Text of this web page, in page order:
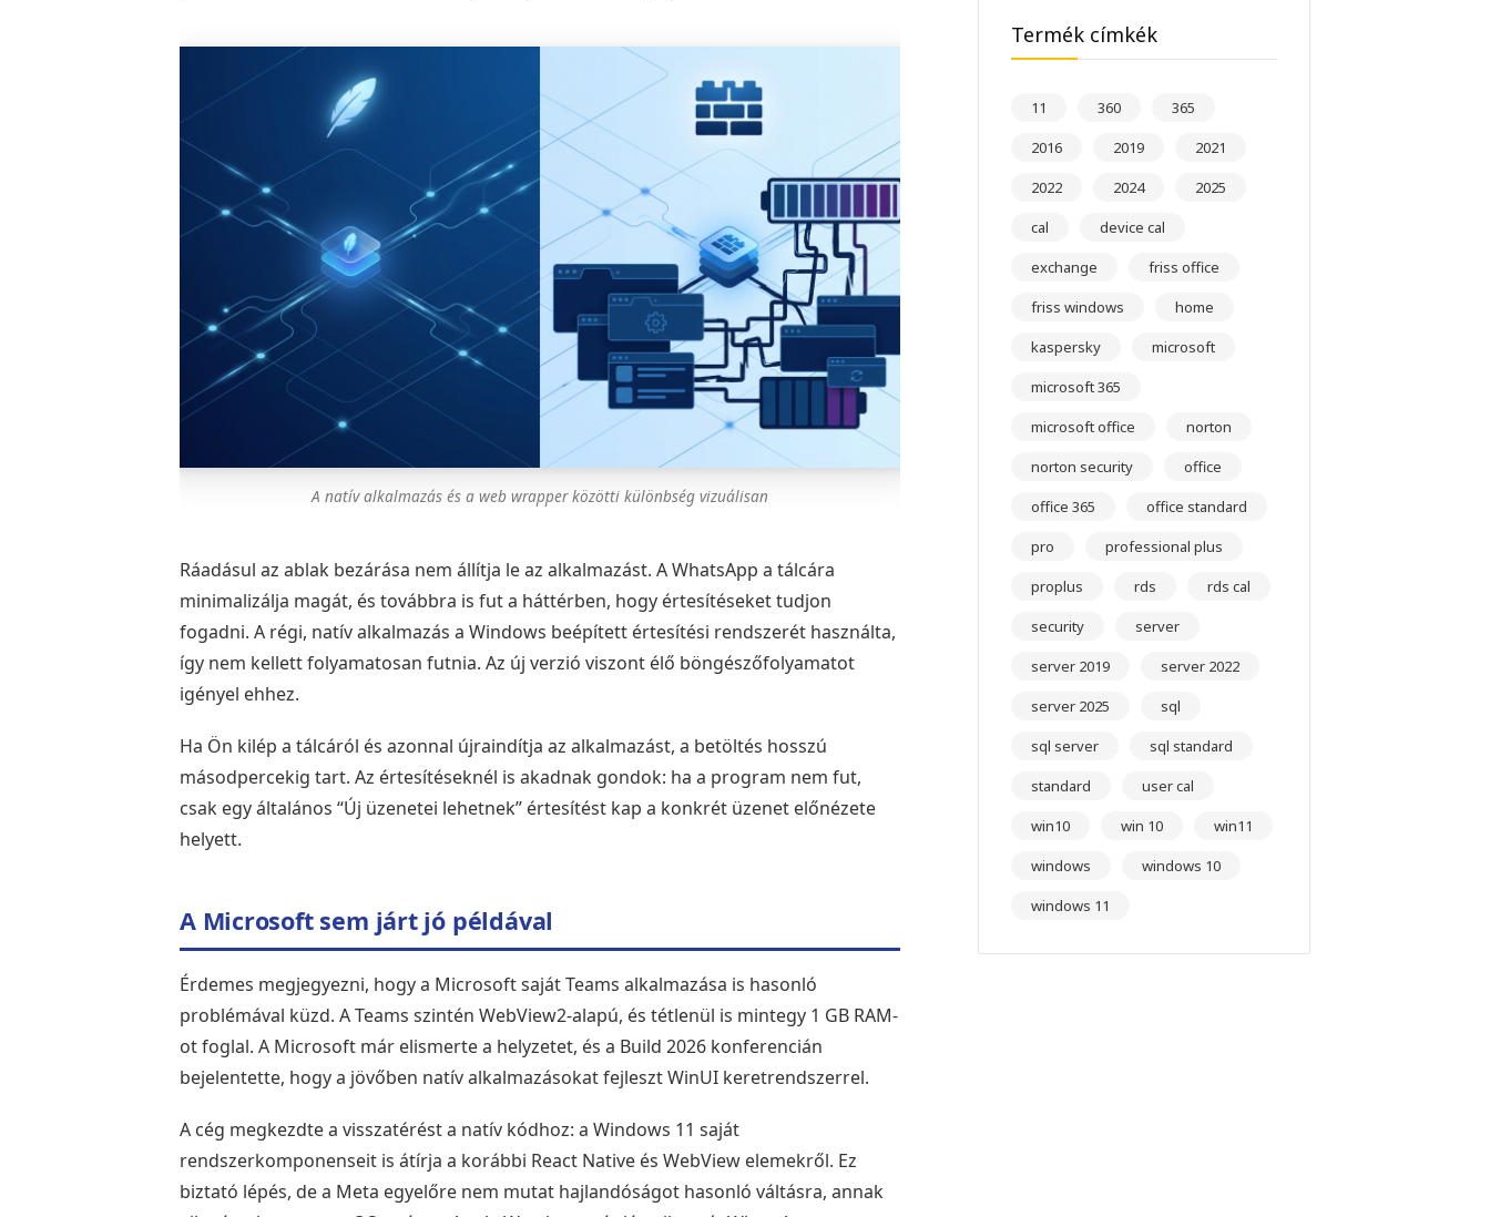
A natív alkalmazás és a web wrapper közötti különbség vizuálisan
Ráadásul az ablak bezárása nem állítja le az alkalmazást. A WhatsApp a tálcára
minimalizálja magát, és továbbra is fut a háttérben, hogy értesítéseket tudjon
fogadni. A régi, natív alkalmazás a Windows beépített értesítési rendszerét használta,
így nem kellett folyamatosan futnia. Az új verzió viszont élő böngészőfolyamatot
igényel ehhez.
Ha Ön kilép a tálcáról és azonnal újraindítja az alkalmazást, a betöltés hosszú
másodpercekig tart. Az értesítéseknél is akadnak gondok: ha a program nem fut,
csak egy általános “Új üzenetei lehetnek” értesítést kap a konkrét üzenet előnézete
helyett.
A Microsoft sem járt jó példával
Érdemes megjegyezni, hogy a Microsoft saját Teams alkalmazása is hasonló
problémával küzd. A Teams szintén WebView2-alapú, és tétlenül is mintegy 1 GB RAM-
ot foglal. A Microsoft már elismerte a helyzetet, és a Build 2026 konferencián
bejelentette, hogy a jövőben natív alkalmazásokat fejleszt WinUI keretrendszerrel.
A cég megkezdte a visszatérést a natív kódhoz: a Windows 11 saját
rendszerkomponenseit is átírja a korábbi React Native és WebView elemekről. Ez
biztató lépés, de a Meta egyelőre nem mutat hajlandóságot hasonló váltásra, annak
Termék címkék
11 360
365
2016
2019
2021
2022
2024
2025
cal
device cal
exchange
friss office
friss windows
home
kaspersky
microsoft
microsoft 365
microsoft office
norton
norton security
office
office 365
office standard
pro
professional plus
proplus
rds
rds cal
security
server
server 2019
server 2022
server 2025
sql
sql server
sql standard
standard
user cal
win10
win 10
win11
windows
windows 10
windows 11